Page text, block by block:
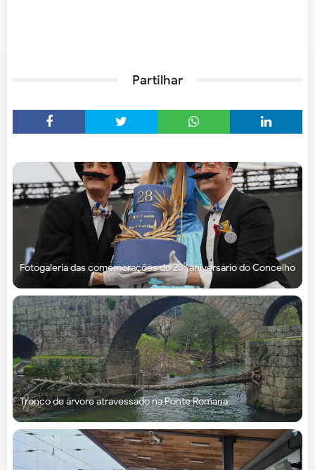
Partilhar
Fotogaleria das comemorações do 28⁰ aniversário do Concelho
Tronco de árvore atravessado na Ponte Romana